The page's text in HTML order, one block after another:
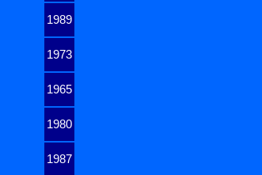
1989
1973
1965
1980
1987